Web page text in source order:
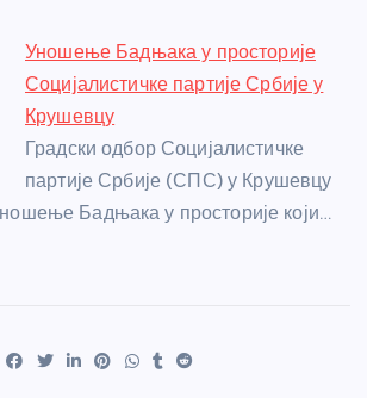
Уношење Бадњака у просторије
Социјалистичке партије Србије у
Крушевцу
Градски одбор Социјалистичке
партије Србије (СПС) у Крушевцу
Бадњака у просторије који…